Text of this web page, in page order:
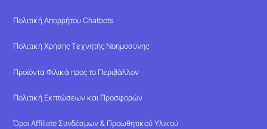
Πολιτική Απορρήτου Chatbots
Πολιτική Χρήσης Τεχνητής Νοημοσύνης
Προϊόντα Φιλικά προς το Περιβάλλον
Πολιτική Εκπτώσεων και Προσφορών
Όροι Affiliate Συνδέσμων & Προωθητικού Υλικού